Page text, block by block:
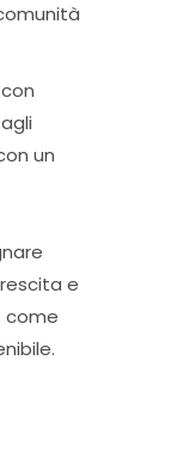
un
e
come